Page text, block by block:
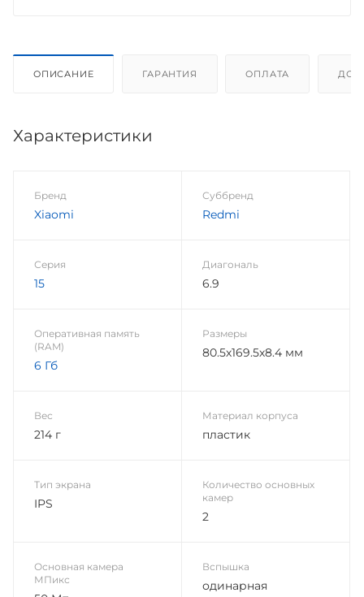
ОПИСАНИЕ ГАРАНТИЯ ОПЛАТА
Характеристики
Бренд
Xiaomi
Суббренд
Redmi
Серия
15
Диагональ
6.9
Оперативная память
(RAM)
6 Гб
Размеры
80.5х169.5х8.4 мм
Вес
214 г
Материал корпуса
пластик
Тип экрана
IPS
Количество основных
камер
2
Основная камера
МПикс
Вспышка
одинарная